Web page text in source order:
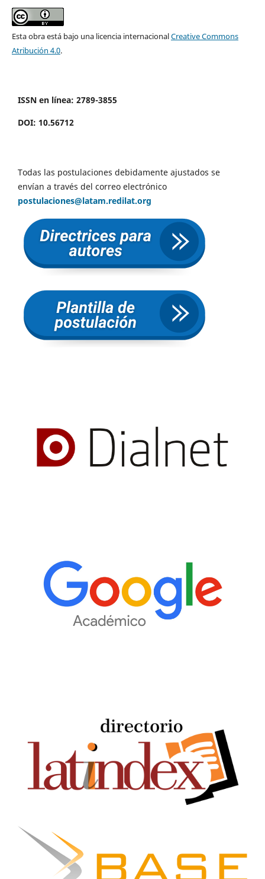
Esta obra está bajo una licencia internacionalCreative Commons
Atribución 4.0.
ISSN en línea: 2789-3855
DOI: 10.56712
Todas las postulaciones debidamente ajustados se
envían a través del correo electrónico
postulaciones@latam.redilat.org